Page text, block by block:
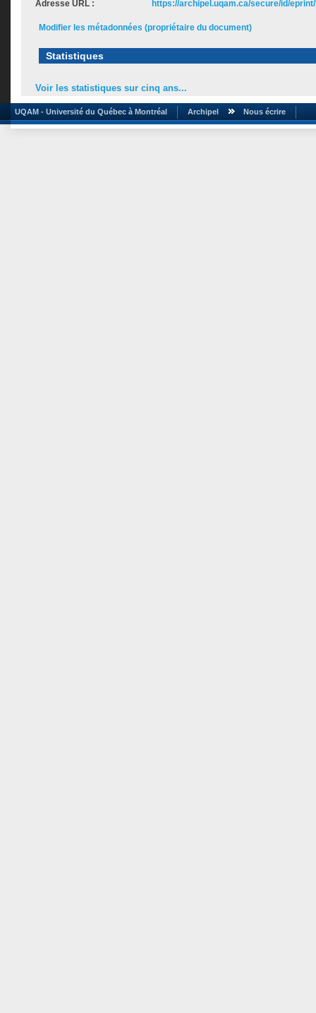
Adresse URL : https://archipel.uqam.ca/secure/id/
Modifier les métadonnées (propriétaire du document)
Statistiques
Voir les statistiques sur cinq ans...
UQAM - Université du Québec à Montréal Archipel Nous écrire